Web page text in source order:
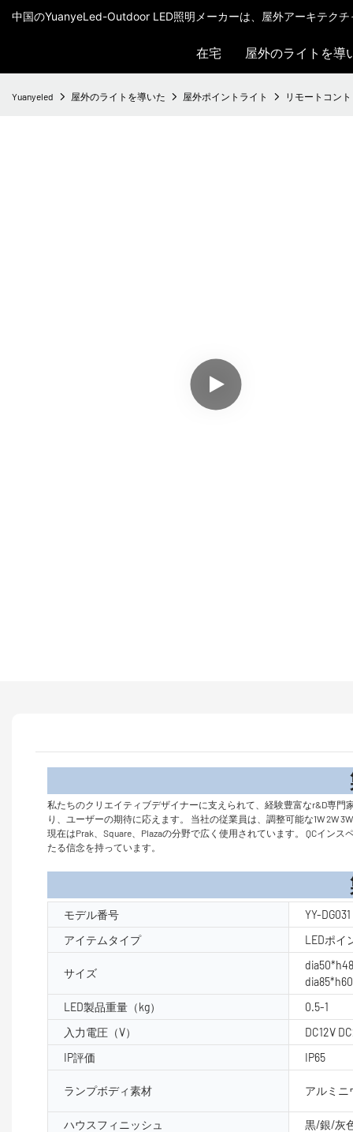
中国のYuanyeLed-Outdoor LED照明メーカーは、屋外アーキテク
在宅 屋外のライトを導
Yuanyeled 屋外のライトを導いた 屋外ポイントライト リモートコント
製
私たちのクリエイティブデザイナーに支えられて、経験豊富なr&D専門
り、ユーザーの期待に応えます。 当社の従業員は、調整可能な1W 2W
現在はPrak、Square、Plazaの分野で広く使用されています。 QCイン
たる信念を持っています。
製品パラ
モデル番号
YY-DG031
アイテムタイプ
LEDポイ
サイズ
LED製品重量（kg）
0.5-1
入力電圧（V）
DC12V
IP評価
IP65
ランプボディ素材 アルミニ
ハウスフィニッシュ
黒/銀/灰